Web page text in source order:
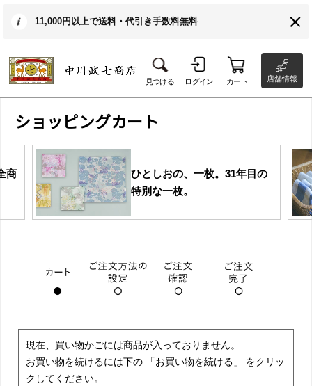
11,000円以上で送料・代引き手数料無料
見つける ログイン カート 店舗情報
ショッピングカート
商
ひとしおの、一枚。31年目の
特別な一枚。
現在、買い物かごには商品が入っておりません。
お買い物を続けるには下の 「お買い物を続ける」 をクリッ
クしてください。